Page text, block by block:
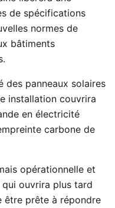
de spécifications
normes de
bâtiments
des panneaux solaires
installation couvrira
en électricité
carbone de
opérationnelle et
ouvrira plus tard
être prête à répondre